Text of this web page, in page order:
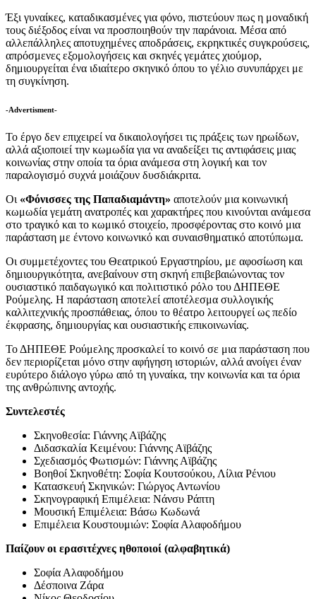
Έξι γυναίκες, καταδικασμένες για φόνο, πιστεύουν πως η μοναδική
τους διέξοδος είναι να προσποιηθούν την παράνοια. Μέσα από
αλλεπάλληλες αποτυχημένες αποδράσεις, εκρηκτικές συγκρούσεις,
απρόσμενες εξομολογήσεις και σκηνές γεμάτες χιούμορ,
δημιουργείται ένα ιδιαίτερο σκηνικό όπου το γέλιο συνυπάρχει με
τη συγκίνηση.
-Advertisment-
Το έργο δεν επιχειρεί να δικαιολογήσει τις πράξεις των ηρωίδων,
αλλά αξιοποιεί την κωμωδία για να αναδείξει τις αντιφάσεις μιας
κοινωνίας στην οποία τα όρια ανάμεσα στη λογική και τον
παραλογισμό συχνά μοιάζουν δυσδιάκριτα.
Οι «Φόνισσες της Παπαδιαμάντη» αποτελούν μια κοινωνική
κωμωδία γεμάτη ανατροπές και χαρακτήρες που κινούνται ανάμεσα
στο τραγικό και το κωμικό στοιχείο, προσφέροντας στο κοινό μια
παράσταση με έντονο κοινωνικό και συναισθηματικό αποτύπωμα.
Οι συμμετέχοντες του Θεατρικού Εργαστηρίου, με αφοσίωση και
δημιουργικότητα, ανεβαίνουν στη σκηνή επιβεβαιώνοντας τον
ουσιαστικό παιδαγωγικό και πολιτιστικό ρόλο του ΔΗΠΕΘΕ
Ρούμελης. Η παράσταση αποτελεί αποτέλεσμα συλλογικής
καλλιτεχνικής προσπάθειας, όπου το θέατρο λειτουργεί ως πεδίο
έκφρασης, δημιουργίας και ουσιαστικής επικοινωνίας.
Το ΔΗΠΕΘΕ Ρούμελης προσκαλεί το κοινό σε μια παράσταση που
δεν περιορίζεται μόνο στην αφήγηση ιστοριών, αλλά ανοίγει έναν
ευρύτερο διάλογο γύρω από τη γυναίκα, την κοινωνία και τα όρια
της ανθρώπινης αντοχής.
Συντελεστές
Σκηνοθεσία: Γιάννης Αϊβάζης
Διδασκαλία Κειμένου: Γιάννης Αϊβάζης
Σχεδιασμός Φωτισμών: Γιάννης Αϊβάζης
Βοηθοί Σκηνοθέτη: Σοφία Κουτσούκου, Λίλια Ρένιου
Κατασκευή Σκηνικών: Γιώργος Αντωνίου
Σκηνογραφική Επιμέλεια: Νάνσυ Ράπτη
Μουσική Επιμέλεια: Βάσω Κωδωνά
Επιμέλεια Κουστουμιών: Σοφία Αλαφοδήμου
Παίζουν οι ερασιτέχνες ηθοποιοί (αλφαβητικά)
Σοφία Αλαφοδήμου
Δέσποινα Ζάρα